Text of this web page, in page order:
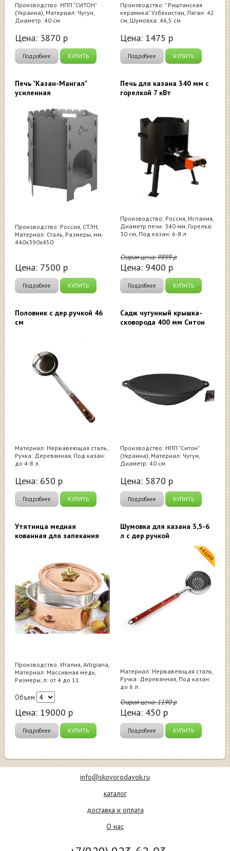
Производство: НПП "СИТОН"
(Украина), Материал: Чугун,
Диаметр: 40 см
Цена: 3870 р
Подробнее КУПИТЬ
Производство: " Риштанская
керамика" Узбекистан, Ляган: 42
см, Шумовка: 46,5 см
Цена: 1475 р
Подробнее КУПИТЬ
Печь "Казан-Мангал"
усиленная
Производство: Россия, СТЭН,
Материал: Сталь, Размеры, мм:
440х390х450
Цена: 7500 р
Подробнее КУПИТЬ
Печь для казана 340 мм с
горелкой 7 кВт
Производство: Россия, Испания,
Диаметр печи: 340 мм, Горелка:
30 см, Под казан: 6-8 л
Старая цена:9899р
Цена: 9400 р
Подробнее КУПИТЬ
Половник c дер.ручкой 46
см
Материал: Нержавеющая сталь,
Ручка: Деревянная, Под казан:
до 4-8 л.
Цена: 650 р
Подробнее КУПИТЬ
Садж чугунный крышка-
сковорода 400 мм Ситон
Производство: НПП "Ситон"
(Украина), Материал: Чугун,
Диаметр: 40 см
Цена: 5870 р
Подробнее КУПИТЬ
Утятница медная
кованная для запекания
Производство: Италия, Artigiana,
Материал: Массивная медь,
Размеры, л: от 4 до 11
Объем
Цена: 19000 р
Подробнее КУПИТЬ
Шумовка для казана 3,5-6
л с дер.ручкой
Материал: Нержавеющая сталь,
Ручка: Деревянная, Под казан:
до 6 л.
Старая цена:1190р
Цена: 450 р
Подробнее КУПИТЬ
info@skovorodavok.ru
каталог
доставка и оплата
О нас